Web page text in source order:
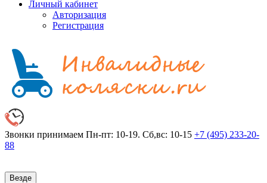
Личный кабинет
Авторизация
Регистрация
Звонки принимаем Пн-пт: 10-19. Сб,вс: 10-15 +7 (495) 233-20-
88
Везде